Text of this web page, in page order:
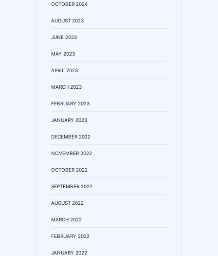
OCTOBER 2024
AUGUST 2023
JUNE 2023
MAY 2023
APRIL 2023
MARCH 2023
FEBRUARY 2023
JANUARY 2023
DECEMBER 2022
NOVEMBER 2022
OCTOBER 2022
SEPTEMBER 2022
AUGUST 2022
MARCH 2022
FEBRUARY 2022
JANUARY 2022